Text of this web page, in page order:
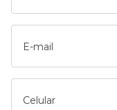
E-mail
Celular